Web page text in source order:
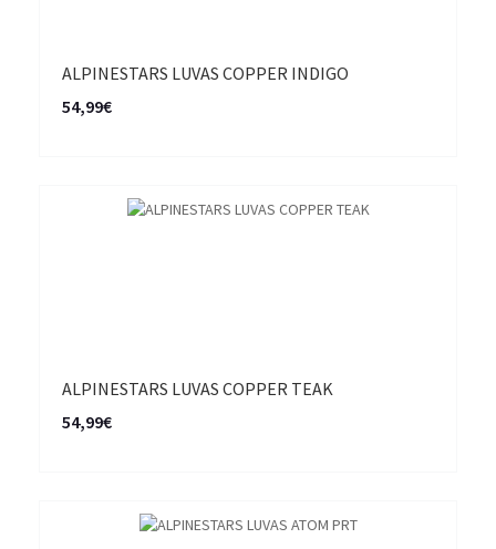
ALPINESTARS LUVAS COPPER INDIGO
54,99€
ALPINESTARS LUVAS COPPER TEAK
54,99€